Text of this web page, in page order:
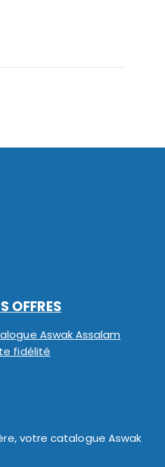
OFFRES
Aswak Assalam
fidélité
votre catalogue Aswak